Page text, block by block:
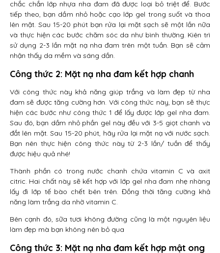
chắc chắn lớp nhựa nha đam đã được loại bỏ triệt để. Bước
tiếp theo, bạn dầm nhỏ hoặc cạo lớp gel trong suốt và thoa
lên mặt. Sau 15-20 phút bạn rửa lại mặt sạch sẽ một lần nữa
và thực hiện các bước chăm sóc da như bình thường. Kiên trì
sử dụng 2-3 lần mặt nạ nha đam trên một tuần. Bạn sẽ cảm
nhận thấy da mềm và sáng dần.
Công thức 2: Mặt nạ nha đam kết hợp chanh
Với công thức này khả năng giúp trắng và làm đẹp từ nha
đam sẽ được tăng cường hơn. Với công thức này, bạn sẽ thực
hiện các bước như công thức 1 để lấy được lớp gel nha đam.
Sau đó, bạn dầm nhỏ phần gel này đều với 3-5 giọt chanh và
đắt lên mặt. Sau 15-20 phút, hãy rửa lại mặt nạ với nước sạch.
Bạn nên thực hiện công thức này từ 2-3 lần/ tuần để thấy
được hiệu quả nhé!
Thành phần có trong nước chanh chứa vitamin C và axit
citric. Hai chất này sẽ kết hợp với lớp gel nha đam nhẹ nhàng
lấy đi lớp tế bào chết bên trên. Đồng thời tăng cường khả
năng làm trắng da nhờ vitamin C.
Bên cạnh đó, sữa tươi không đường cũng là một nguyên liệu
làm đẹp mà bạn không nên bỏ qua
Công thức 3: Mặt nạ nha đam kết hợp mật ong